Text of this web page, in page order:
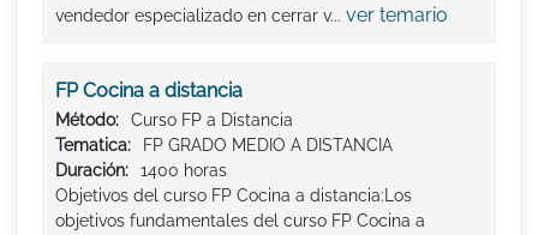
vendedor especializado en cerrar v... ver temario
FP Cocina a distancia
Método:
Curso FP a Distancia
Tematica:
FP GRADO MEDIO A DISTANCIA
Duración:
1400 horas
Objetivos del curso FP Cocina a distancia:Los
objetivos fundamentales del curso FP Cocina a